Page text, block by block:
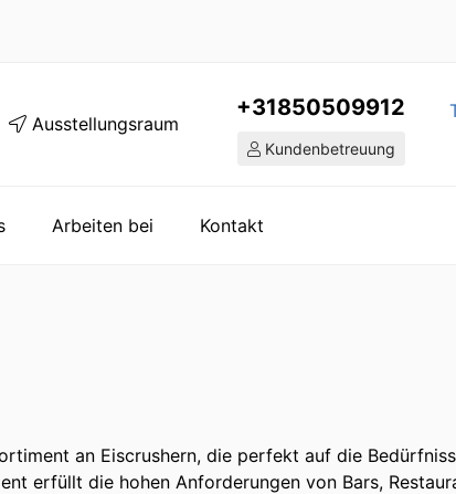
Ausstellungsraum
+31850509912
Kundenbetreuung
Arbeiten bei Kontakt
an Eiscrushern, die perfekt auf die
erfüllt die hohen Anforderungen von Bars,